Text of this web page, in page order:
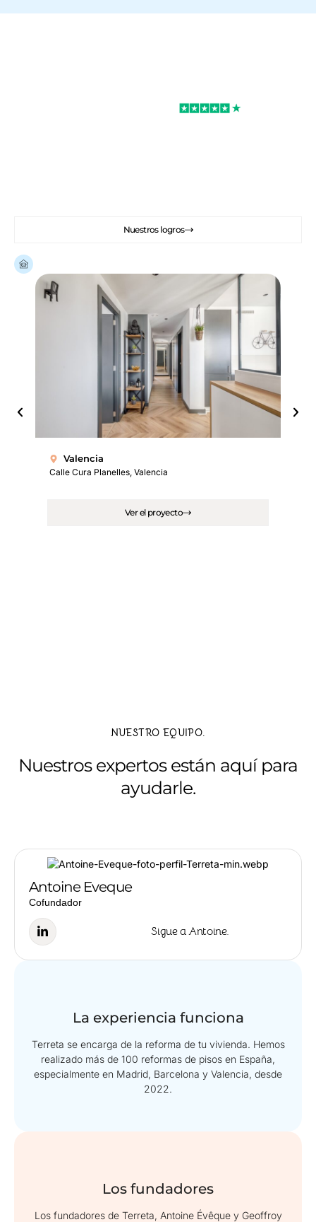
Nuestros logros
Valencia
Calle Cura Planelles, Valencia
Ver el proyecto
NUESTRO EQUIPO.
Nuestros expertos están aquí para
ayudarle.
Antoine Eveque
Cofundador
Sigue a Antoine.
La experiencia funciona
Terreta se encarga de la reforma de tu vivienda. Hemos
realizado más de 100 reformas de pisos en España,
especialmente en Madrid, Barcelona y Valencia, desde
2022.
Los fundadores
Los fundadores de Terreta, Antoine Évêque y Geoffroy